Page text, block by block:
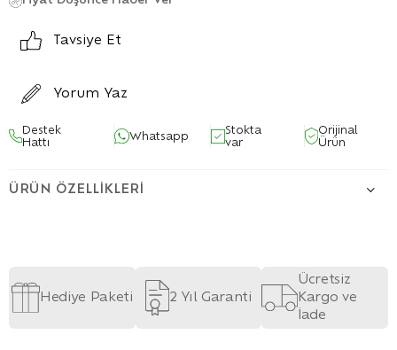
Tavsiye Et
Yorum Yaz
Destek
Hattı
Whatsapp
Stokta
var
Orijinal
Ürün
ÜRÜN ÖZELLIKLERI
Hediye Paketi 2 Yıl Garanti
Ücretsiz
Kargo ve
İade